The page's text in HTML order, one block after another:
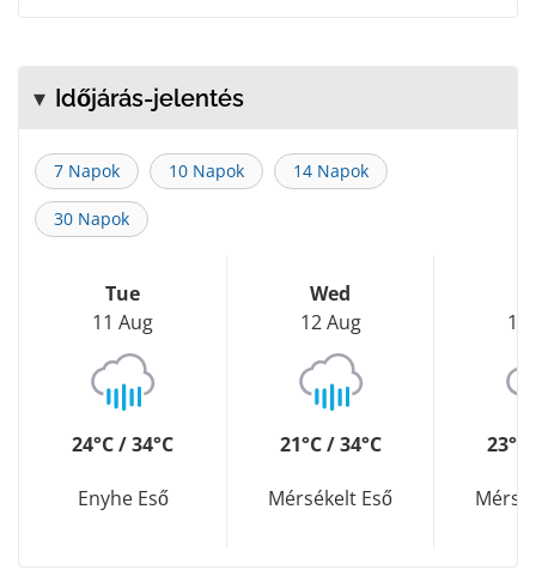
Időjárás-jelentés
7 Napok 10 Napok 14 Napok
30 Napok
Tue
11 Aug
24°C / 34°C
Enyhe Eső
Wed
12 Aug
21°C / 34°C
Mérsékelt Eső
13
23°C